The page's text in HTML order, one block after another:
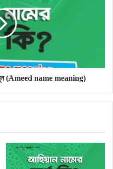
(Ameed name meaning)